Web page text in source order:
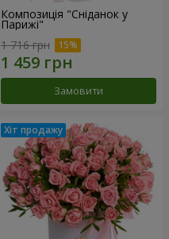
Композиція "Сніданок у
Парижі"
1 716 грн
Замовити